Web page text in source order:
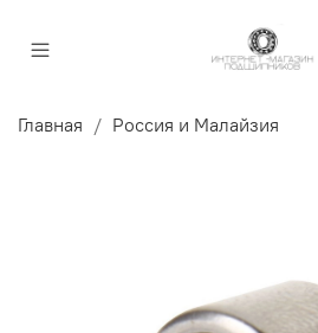
Главная Россия и Малайзия